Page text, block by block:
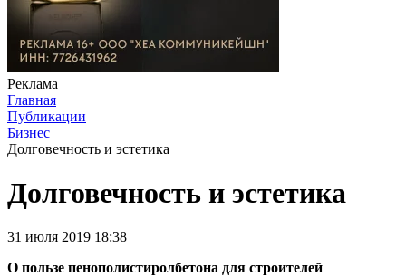
Реклама
Главная
Публикации
Бизнес
Долговечность и эстетика
Долговечность и эстетика
31 июля 2019 18:38
О пользе пенополистиролбетона для строителей